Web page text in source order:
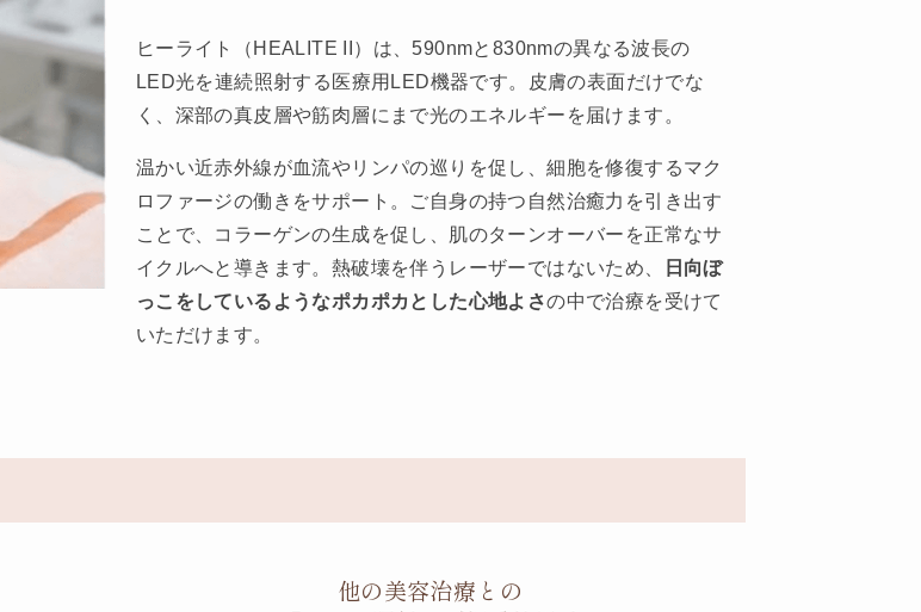
ヒーライト（HEALITE II）は、590nmと830nmの異なる波長の
LED光を連続照射する医療用LED機器です。皮膚の表面だけでな
く、深部の真皮層や筋肉層にまで光のエネルギーを届けます。
温かい近赤外線が血流やリンパの巡りを促し、細胞を修復するマク
ロファージの働きをサポート。ご自身の持つ自然治癒力を引き出す
ことで、コラーゲンの生成を促し、肌のターンオーバーを正常なサ
イクルへと導きます。熱破壊を伴うレーザーではないため、
日向ぼ
っこをしているようなポカポカとした心地よさの中で治療を受けて
いただけます。
他の美容治療との